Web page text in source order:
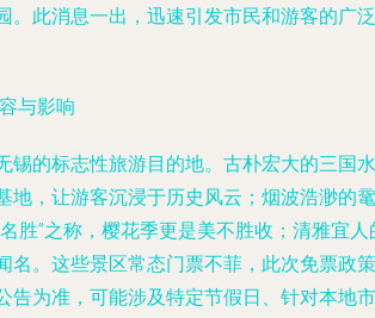
。此消息一出，迅速引发市民和游客的广泛
与影响
锡的标志性旅游目的地。古朴宏大的三国水
地，让游客沉浸于历史风云；烟波浩渺的鼋
名胜”之称，樱花季更是美不胜收；清雅宜人
名。这些景区常态门票不菲，此次免票政策
告为准，可能涉及特定节假日、针对本地市